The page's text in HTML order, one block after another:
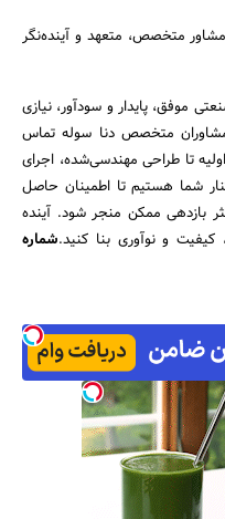
متخصص، متعهد و آینده‌نگر
موفق، پایدار و سودآور، نیازی
متخصص دنا سوله تماس
تا طراحی مهندسی‌شده، اجرای
شما هستیم تا اطمینان حاصل
بازدهی ممکن منجر شود. آینده
و نوآوری بنا کنید.شماره